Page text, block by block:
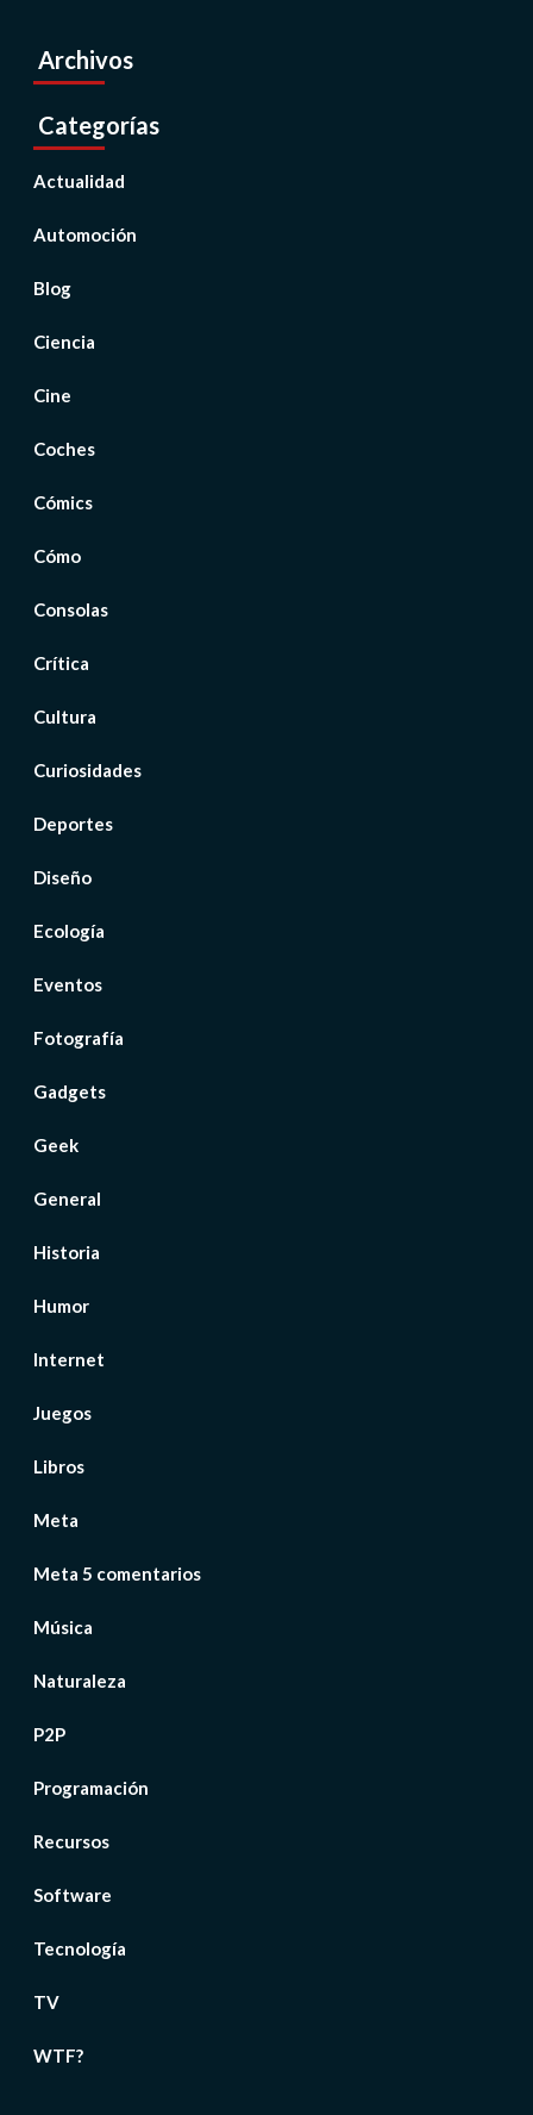
Archivos
Categorías
Actualidad
Automoción
Blog
Ciencia
Cine
Coches
Cómics
Cómo
Consolas
Crítica
Cultura
Curiosidades
Deportes
Diseño
Ecología
Eventos
Fotografía
Gadgets
Geek
General
Historia
Humor
Internet
Juegos
Libros
Meta
Meta 5 comentarios
Música
Naturaleza
P2P
Programación
Recursos
Software
Tecnología
TV
WTF?